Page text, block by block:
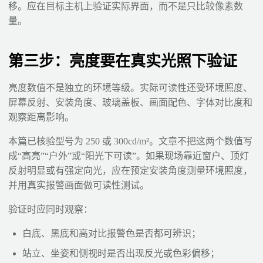
移。应在目标主机上验证实际界面，而不是只比较像素数
量。
第三步：亮度要在真实光照下验证
亮度数值不是独立的环境等级。实际可读性还受环境照度、
屏幕反射、安装角度、玻璃盖板、画面配色、字体对比度和
观察距离影响。
本篇已核验型号为 250 或 300cd/m²。文章不把这两个数值写
成“高亮”“户外”或“阳光下可读”。如果现场靠近窗户、顶灯
反射明显或有强定向光，应在预定安装角度测量环境照度，
并用真实报警画面做可读性测试。
验证时应同时观察：
白底、黑底和高对比报警色是否都可辨识；
站立、坐姿和侧视时是否出现反光或色彩偏移；